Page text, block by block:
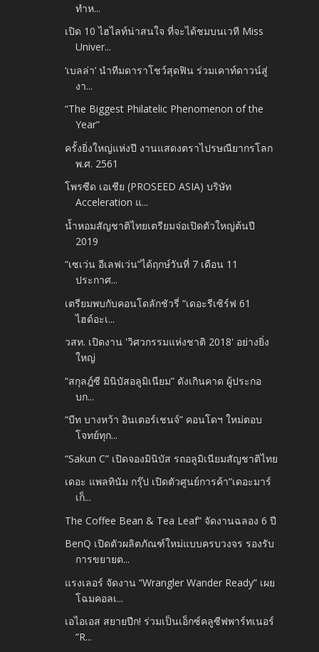
ทำห...
เปิด 10 ไฮไลท์น่าสนใจ ที่จะได้ชมบนเวที Miss
Univer...
‘เบลล่า’ นำทีมดาราโชว์สุดฟิน ร่วมเคาท์ดาวน์สู่
งา...
“The Biggest Philatelic Phenomenon of the
Year”
ครั้งยิ่งใหญ่แห่งปี งานแสดงตราไปรษณียากรโลก
พ.ศ. 2561
โพรซีด เอเชีย (PROSEED ASIA) บริษัท
Acceleration แ...
น้ำหอมสัญชาติไทยเตรียมจ่อเปิดตัวใหญ่ต้นปี
2019
“เซเว่น อีเลฟเว่น”ได้ฤกษ์วันที่ 7 เดือน 11
ประกาศ...
เตรียมพบกับคอนโดลักชัวรี่ “เดอะรีเซิร์ฟ 61
ไฮด์อะเ...
วสท. เปิดงาน 'วิศวกรรมแห่งชาติ 2018' อย่างยิ่ง
ใหญ่
“สกุลฎ์ซี มินิบัสอลูมิเนียม” ดังเกินคาด ผู้ประกอ
บก...
“บีท บางหว้า อินเตอร์เชนจ์” คอนโดฯ ใหม่ตอบ
โจทย์ทุก...
“Sakun C” เปิดจองมินิบัส รถอลูมิเนียมสัญชาติไทย
เดอะ แพลทินัม กรุ๊ป เปิดตัวศูนย์การค้า“เดอะมาร์
เก็...
The Coffee Bean & Tea Leaf” จัดงานฉลอง 6 ปี
BenQ เปิดตัวผลิตภัณฑ์ใหม่แบบครบวงจร รองรับ
การขยายต...
แรงเลอร์ จัดงาน “Wrangler Wander Ready” เผย
โฉมคอลเ...
เอไอเอส สยายปีก! ร่วมเป็นเอ็กซ์คลูซีฟพาร์ทเนอร์
“R...